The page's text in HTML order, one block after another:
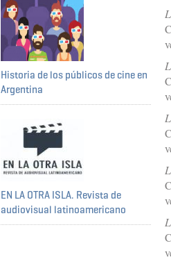
Historia de los públicos de cine en
Argentina
EN LA OTRA ISLA. Revista de
audiovisual latinoamericano